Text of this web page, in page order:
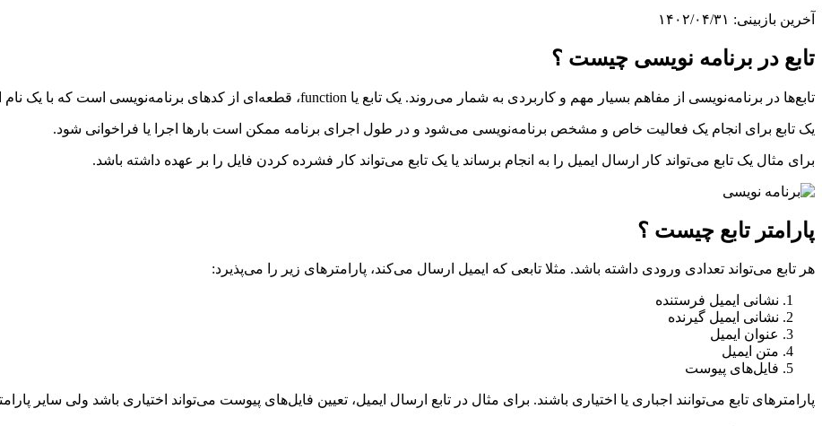
آخرین بازبینی: ۱۴۰۲/۰۴/۳۱
تابع در برنامه نویسی چیست ؟
تابع‌ها در برنامه‌نویسی از مفاهم بسیار مهم و کاربردی به شمار می‌روند. یک تابع یا function، قطعه‌ای از کدهای برنامه‌نویسی است که با یک نام از سایر بخش‌های برنامه جدا می‌شود.
یک تابع برای انجام یک فعالیت خاص و مشخص برنامه‌نویسی می‌شود و در طول اجرای برنامه ممکن است بارها اجرا یا فراخوانی شود.
برای مثال یک تابع می‌تواند کار ارسال ایمیل را به انجام برساند یا یک تابع می‌تواند کار فشرده کردن فایل را بر عهده داشته باشد.
پارامتر تابع چیست ؟
هر تابع می‌تواند تعدادی ورودی داشته باشد. مثلا تابعی که ایمیل ارسال می‌کند، پارامترهای زیر را می‌پذیرد:
نشانی ایمیل فرستنده
نشانی ایمیل گیرنده
عنوان ایمیل
متن ایمیل
فایل‌های پیوست
پارامترهای تابع می‌توانند اجباری یا اختیاری باشند. برای مثال در تابع ارسال ایمیل، تعیین فایل‌های پیوست می‌تواند اختیاری باشد ولی سایر